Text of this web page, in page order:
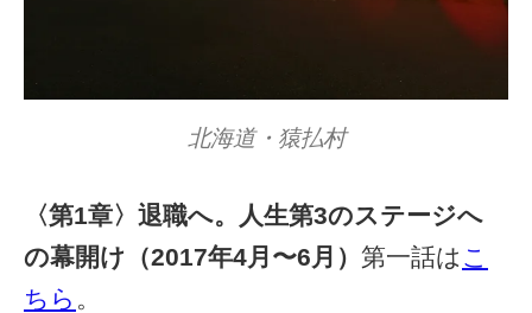
北海道・猿払村
〈第1章〉退職へ。人生第3のステージへ
の幕開け（2017年4月〜6月） 第一話は こ
ちら 。